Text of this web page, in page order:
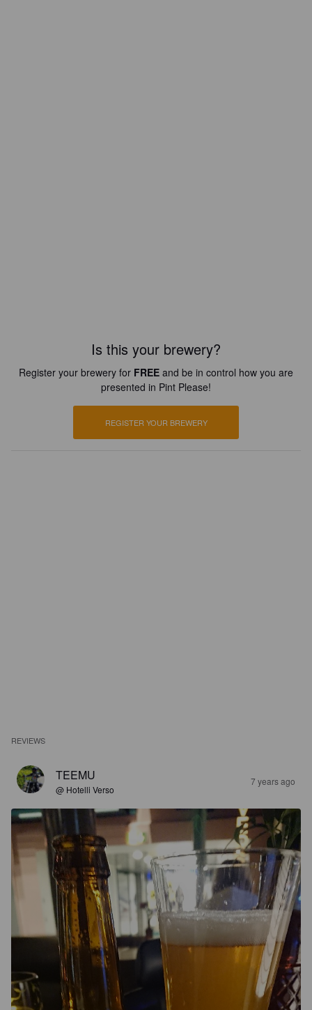
Is this your brewery?
Register your brewery for FREE and be in control how you are
presented in Pint Please!
REGISTER YOUR BREWERY
REVIEWS
TEEMU
@ Hotelli Verso
7 years ago